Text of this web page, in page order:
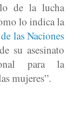
de la lucha
lo indica la
las Naciones
su asesinato
para la
mujeres”.